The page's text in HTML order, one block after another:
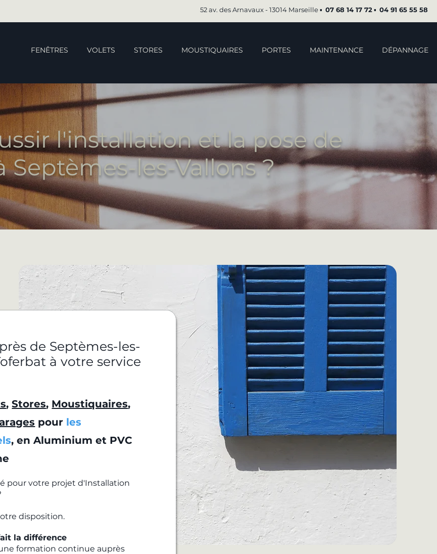
52 av. des Arnavaux - 13014 Marseille ▪︎ 07 68 14 17 72▪︎ 04 91 65 55 58
FENÊTRES VOLETS STORES MOUSTIQUAIRES PORTES MAINTENANCE DÉPANNAGE
l'installation et la pose de
Septèmes-les-Vallons ?
de Septèmes-les-
à votre service
,Stores, Moustiquaires,
pour les
, en Aluminium et PVC
pour votre projet d'Installation
disposition.
la différence
formation continue auprès